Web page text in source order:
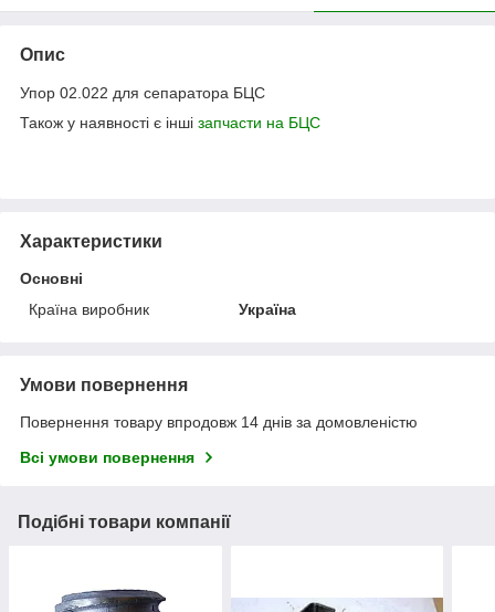
Опис
Упор 02.022 для сепаратора БЦС
Також у наявності є інші запчасти на БЦС
Характеристики
Основні
Країна виробник
Україна
Умови повернення
Повернення товару впродовж 14 днів за домовленістю
Всі умови повернення
Подібні товари компанії